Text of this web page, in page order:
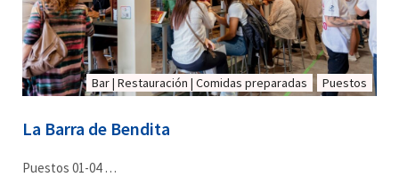
Bar | Restauración | Comidas preparadas Puestos
La Barra de Bendita
Puestos 01-04 …